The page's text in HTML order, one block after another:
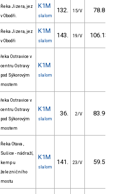
Řeka Jizera, jez
v Obodři.
K1M
slalom
132. 15/V 78.86
Řeka Jizera, jez
v Obodři
K1M
slalom
143. 19/V 106.13
řeka Ostravice v
centru Ostravy
pod Sýkorovým
mostem
K1M
slalom
řeka Ostravice v
centru Ostravy
pod Sýkorovým
mostem
K1M
slalom
36. 2/V 83.90
Řeka Otava ,
Sušice - nádraží,
kemp u
železničního
mostu
K1M
slalom
141. 23/V 59.57